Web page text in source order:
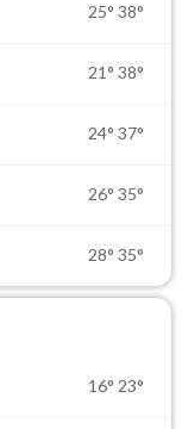
25° 38°
21° 38°
24° 37°
26° 35°
28° 35°
16° 23°